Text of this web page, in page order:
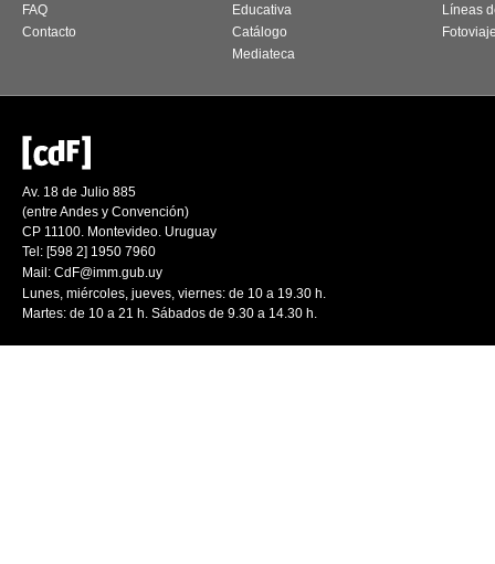
FAQ
Contacto
Educativa
Catálogo
Mediateca
Líneas
Av. 18 de Julio 885
(entre Andes y Convención)
CP 11100. Montevideo. Uruguay
Tel: [598 2] 1950 7960
Mail: CdF@imm.gub.uy
Lunes, miércoles, jueves, viernes: de 10 a 19.30 h.
Martes: de 10 a 21 h. Sábados de 9.30 a 14.30 h.